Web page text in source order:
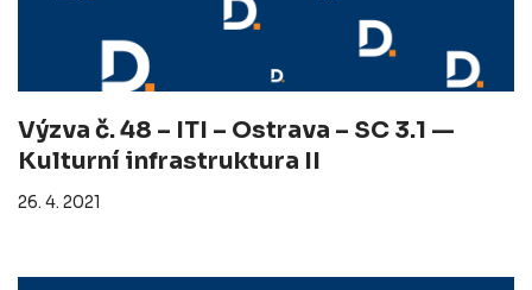
Výzva č. 48 – ITI – Ostrava – SC 3.1 —
Kulturní infrastruktura II
26. 4. 2021